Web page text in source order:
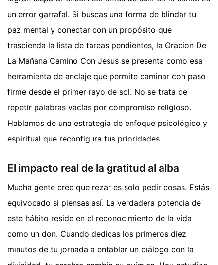
un error garrafal. Si buscas una forma de blindar tu
paz mental y conectar con un propósito que
trascienda la lista de tareas pendientes, la Oracion De
La Mañana Camino Con Jesus se presenta como esa
herramienta de anclaje que permite caminar con paso
firme desde el primer rayo de sol. No se trata de
repetir palabras vacías por compromiso religioso.
Hablamos de una estrategia de enfoque psicológico y
espiritual que reconfigura tus prioridades.
El impacto real de la gratitud al alba
Mucha gente cree que rezar es solo pedir cosas. Estás
equivocado si piensas así. La verdadera potencia de
este hábito reside en el reconocimiento de la vida
como un don. Cuando dedicas los primeros diez
minutos de tu jornada a entablar un diálogo con la